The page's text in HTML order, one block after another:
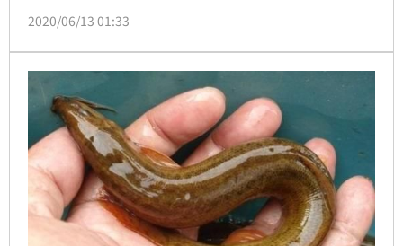
去醫院打了破傷風就回家休養，沒想到，半個月，傷口
2020/06/13 01:33